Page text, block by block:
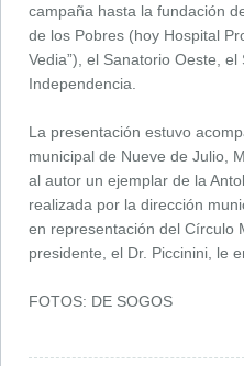
campaña hasta la fundación
de los Pobres (hoy Hospital
Vedia”), el Sanatorio Oeste, el
Independencia.
La presentación estuvo
municipal de Nueve de Julio,
al autor un ejemplar de la
realizada por la dirección
en representación del Círculo
presidente, el Dr. Piccinini, le
FOTOS: DE SOGOS